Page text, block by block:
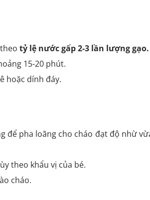
tỷ lệ nước gấp 2-3 lần lượng gạo.
15-20 phút.
hoặc dính đáy.
để pha loãng cho cháo đạt độ nhừ
theo khẩu vị của bé.
cháo.